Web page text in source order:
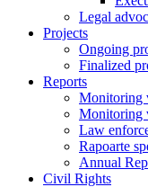
Legal
Projects
Ongoing
Finalized
Reports
Monitoring
Monitoring
Law
Rapoarte
Annual
Civil Rights